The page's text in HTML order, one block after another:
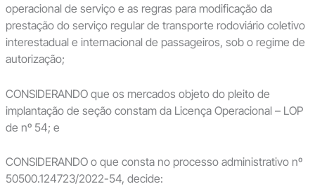
operacional de serviço e as regras para modificação da
prestação do serviço regular de transporte rodoviário coletivo
interestadual e internacional de passageiros, sob o regime de
autorização;
CONSIDERANDO que os mercados objeto do pleito de
implantação de seção constam da Licença Operacional – LOP
de nº 54; e
CONSIDERANDO o que consta no processo administrativo nº
50500.124723/2022-54, decide: